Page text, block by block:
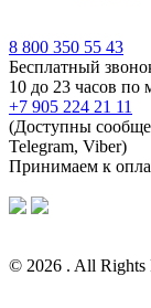
8 800 350 55 43
Бесплатный
10 до 23 часов по
+7 905 224 21 11
(Доступны
Telegram, Viber)
Принимаем к
© 2026 . All Rights